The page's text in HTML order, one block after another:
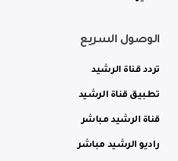
الوصول السريع
تردد قناة الرشيد
تطبيق قناة الرشيد
قناة الرشيد مباشر
راديو الرشيد مباشر